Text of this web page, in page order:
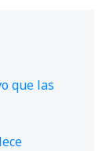
que las